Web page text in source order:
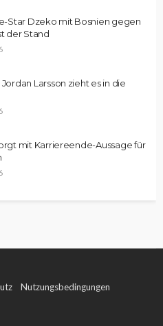
Star Dzeko mit Bosnien gegen
der Stand
Larsson zieht es in die
mit Karriereende-Aussage für
Nutzungsbedingungen